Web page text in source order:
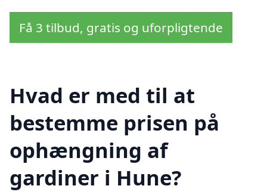
Få 3 tilbud, gratis og uforpligtende
Hvad er med til at
bestemme prisen på
ophængning af
gardiner i Hune?